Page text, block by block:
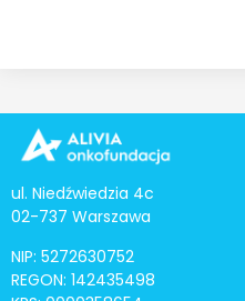
ul. Niedźwiedzia 4c
02-737 Warszawa
NIP: 5272630752
REGON: 142435498